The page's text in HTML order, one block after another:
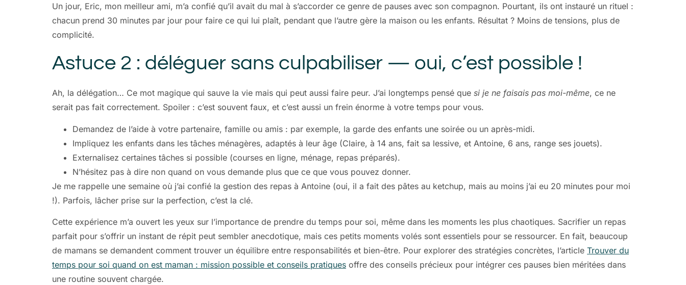
Un jour, Eric, mon meilleur ami, m’a confié qu’il avait du mal à s’accorder ce genre de pauses avec son compagnon. Pourtant, ils ont instauré un rituel :
chacun prend 30 minutes par jour pour faire ce qui lui plaît, pendant que l’autre gère la maison ou les enfants. Résultat ? Moins de tensions, plus de
complicité.
Astuce 2 : déléguer sans culpabiliser — oui, c’est possible !
Ah, la délégation… Ce mot magique qui sauve la vie mais qui peut aussi faire peur. J’ai longtemps pensé que si je ne faisais pas moi-même, ce ne
serait pas fait correctement. Spoiler : c’est souvent faux, et c’est aussi un frein énorme à votre temps pour vous.
Demandez de l’aide à votre partenaire, famille ou amis : par exemple, la garde des enfants une soirée ou un après-midi.
Impliquez les enfants dans les tâches ménagères, adaptés à leur âge (Claire, à 14 ans, fait sa lessive, et Antoine, 6 ans, range ses jouets).
Externalisez certaines tâches si possible (courses en ligne, ménage, repas préparés).
N’hésitez pas à dire non quand on vous demande plus que ce que vous pouvez donner.
Je me rappelle une semaine où j’ai confié la gestion des repas à Antoine (oui, il a fait des pâtes au ketchup, mais au moins j’ai eu 20 minutes pour moi
!). Parfois, lâcher prise sur la perfection, c’est la clé.
Cette expérience m’a ouvert les yeux sur l’importance de prendre du temps pour soi, même dans les moments les plus chaotiques. Sacrifier un repas
parfait pour s’offrir un instant de répit peut sembler anecdotique, mais ces petits moments volés sont essentiels pour se ressourcer. En fait, beaucoup
de mamans se demandent comment trouver un équilibre entre responsabilités et bien-être. Pour explorer des stratégies concrètes, l’article Trouver du
temps pour soi quand on est maman : mission possible et conseils pratiques offre des conseils précieux pour intégrer ces pauses bien méritées dans
une routine souvent chargée.